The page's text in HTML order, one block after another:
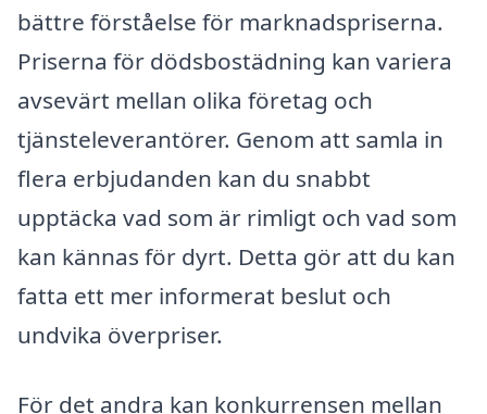
bättre förståelse för marknadspriserna.
Priserna för dödsbostädning kan variera
avsevärt mellan olika företag och
tjänsteleverantörer. Genom att samla in
flera erbjudanden kan du snabbt
upptäcka vad som är rimligt och vad som
kan kännas för dyrt. Detta gör att du kan
fatta ett mer informerat beslut och
undvika överpriser.
För det andra kan konkurrensen mellan